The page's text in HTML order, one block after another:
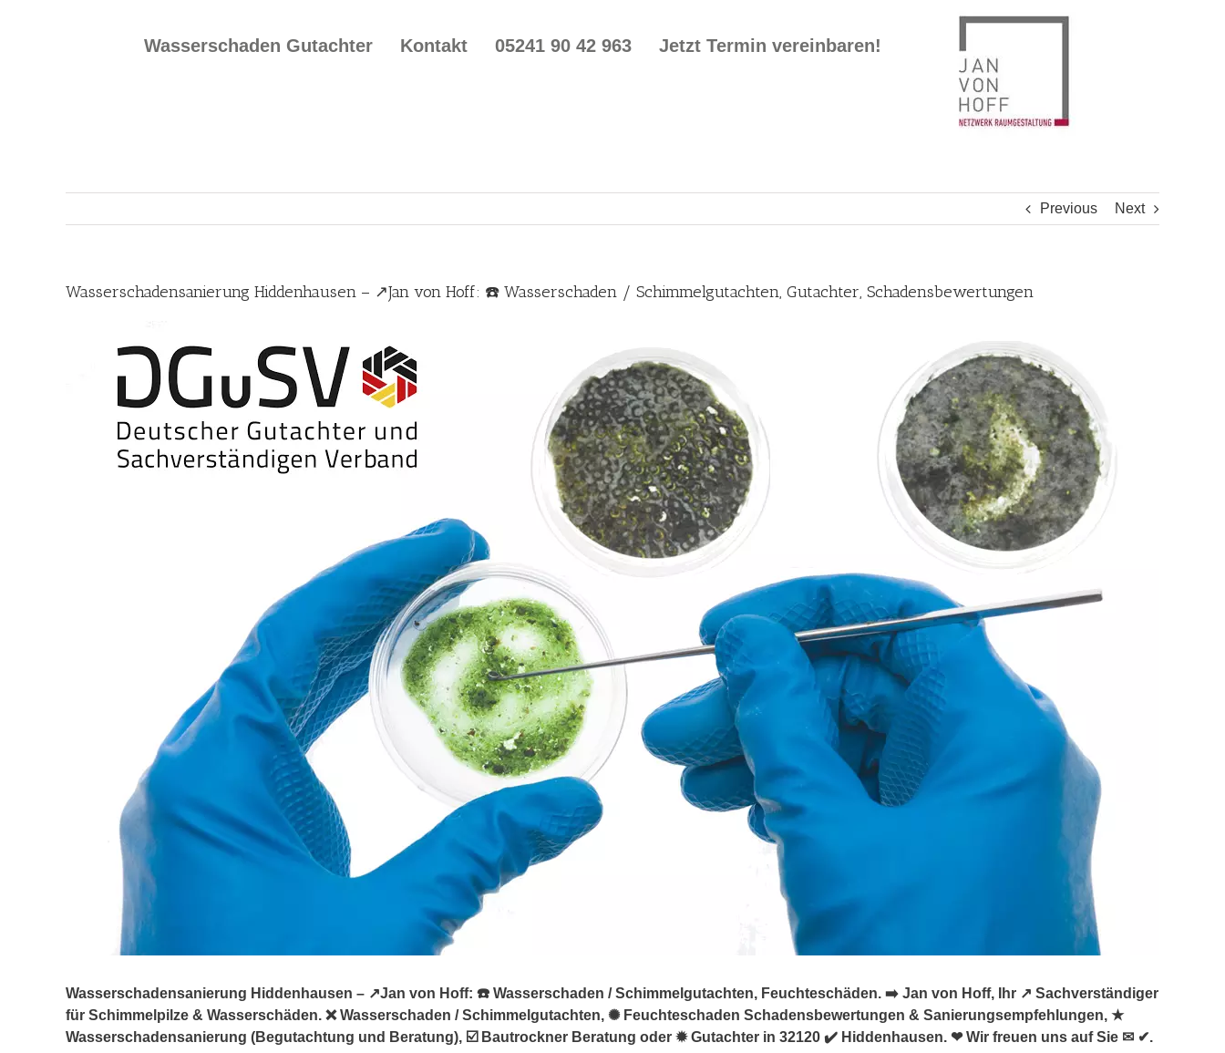
Wasserschaden Gutachter Kontakt 05241 90 42 963 Jetzt Termin vereinbaren!
Previous Next
Wasserschadensanierung Hiddenhausen – ↗️Jan von Hoff: ☎️ Wasserschaden / Schimmelgutachten, Gutachter, Schadensbewertungen
Wasserschadensanierung Hiddenhausen – ↗️Jan von Hoff: ☎️ Wasserschaden / Schimmelgutachten, Feuchteschäden. ➡️ Jan von Hoff, Ihr ↗️ Sachverständiger
für Schimmelpilze & Wasserschäden. ❌ Wasserschaden / Schimmelgutachten, ✺ Feuchteschaden Schadensbewertungen & Sanierungsempfehlungen, ★
Wasserschadensanierung (Begutachtung und Beratung), ☑️ Bautrockner Beratung oder ✹ Gutachter in 32120 ✔️ Hiddenhausen. ❤ Wir freuen uns auf Sie ✉ ✔.